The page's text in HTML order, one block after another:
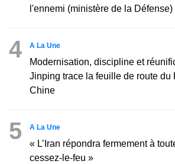
l'ennemi (ministère de la Défense)
4 A La Une
Modernisation, discipline et
Jinping trace la feuille de route du
Chine
5 A La Une
« L’Iran répondra fermement à
cessez-le-feu »